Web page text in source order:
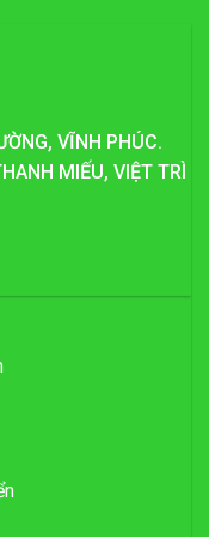
VĨNH PHÚC.
MIẾU, VIỆT TRÌ